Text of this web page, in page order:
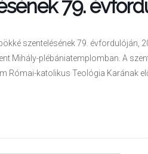
79.
szentelésének 79. évfordulóján,
Mihály-plébániatemplomban. A
Római-katolikus Teológia Karának